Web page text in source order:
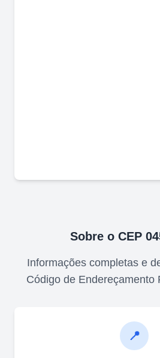
Sobre o CEP
Informações completas e
Código de Endereçamento
📍